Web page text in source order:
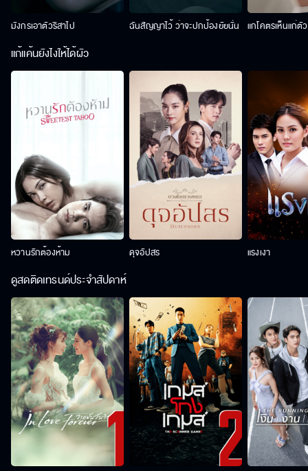
มังกรเอาตัวริสาไป ฉันสัญญาไว้ ว่าจะปกป้องยัยนั่น แกโคตรเห็นแก่ตั
แก้แค้นยังไงให้ได้ผัว
หวานรักต้องห้าม ดุจอัปสร แรงเงา
ดูสดติดเทรนด์ประจำสัปดาห์